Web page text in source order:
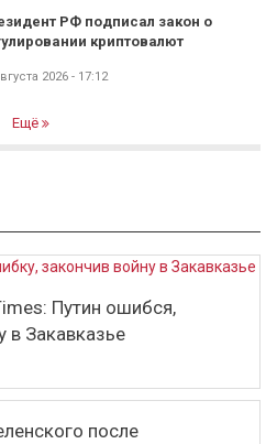
РФ подписал закон о
криптовалют
2026 - 17:12
Ещё
Путин ошибся,
в Закавказье
после